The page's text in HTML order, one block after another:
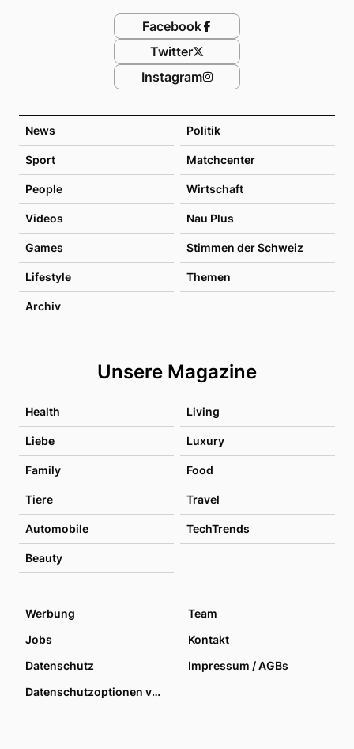
News Politik
Sport Matchcenter
People Wirtschaft
Videos Nau Plus
Games Stimmen der Schweiz
Lifestyle Themen
Archiv
Unsere Magazine
Health Living
Liebe Luxury
Family Food
Tiere Travel
Automobile TechTrends
Beauty
Facebook
Twitter
Instagram
Werbung
Team
Jobs
Kontakt
Datenschutz
Impressum / AGBs
Datenschutzoptionen verwalten